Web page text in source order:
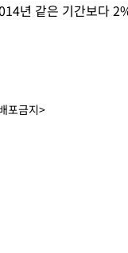
년 같은 기간보다
포금지>